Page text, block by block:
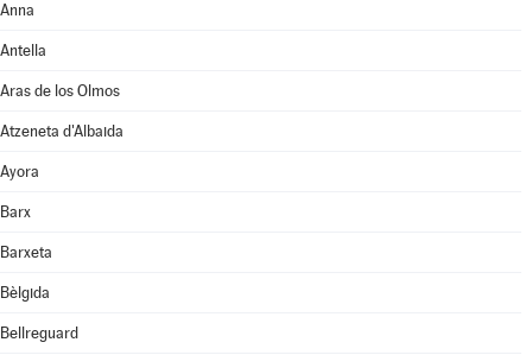
Anna
Antella
Aras de los Olmos
Atzeneta d'Albaida
Ayora
Barx
Barxeta
Bèlgida
Bellreguard